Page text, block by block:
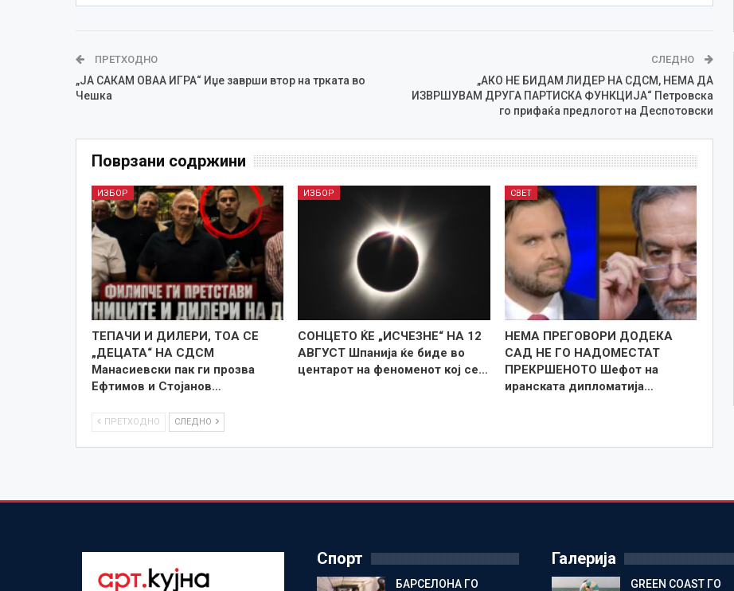
ПРЕТХОДНО
„ЈА САКАМ ОВАА ИГРА“ Иџе заврши втор на трката во
Чешка
СЛЕДНО
„АКО НЕ БИДАМ ЛИДЕР НА СДСМ, НЕМА ДА
ИЗВРШУВАМ ДРУГА ПАРТИСКА ФУНКЦИЈА“ Петровска
го прифаќа предлогот на Деспотовски
Поврзани содржини
ИЗБОР
TEПАЧИ И ДИЛЕРИ, ТОА СЕ
„ДЕЦАТА“ НА СДСМ
Манасиевски пак ги прозва
Ефтимов и Стојанов…
ИЗБОР
СОНЦЕТО ЌЕ „ИСЧЕЗНЕ“ НА 12
АВГУСТ Шпанија ќе биде во
центарот на феноменот кој се…
СВЕТ
НЕМА ПРЕГОВОРИ ДОДЕКА
САД НЕ ГО НАДОМЕСТАТ
ПРЕКРШЕНОТО Шефот на
иранската дипломатија…
ПРЕТХОДНО СЛЕДНО
Спорт
БАРСЕЛОНА ГО
Галерија
GREEN COAST ГО